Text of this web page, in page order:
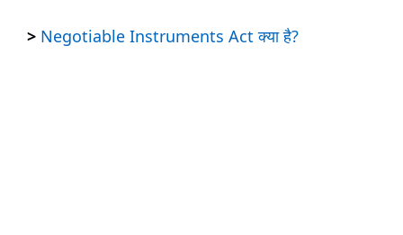
> Negotiable Instruments Act क्या है?